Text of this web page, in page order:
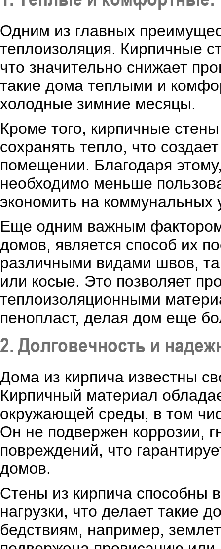
Одним из главных
теплоизоляция. Кирпичные
что значительно снижает
такие дома теплыми и
холодные зимние месяцы.
Кроме того, кирпичные
сохранять тепло, что
помещении. Благодаря
необходимо меньше
экономить на коммунальных
Еще одним важным
домов, является способ их
различными видами швов,
или косые. Это позволяет
теплоизоляционными
пенопласт, делая дом еще
2. Долговечность и
Дома из кирпича известны
Кирпичный материал
окружающей среды, в том
Он не подвержен коррозии,
повреждений, что
домов.
Стены из кирпича способны
нагрузки, что делает такие
бедствиям, например,